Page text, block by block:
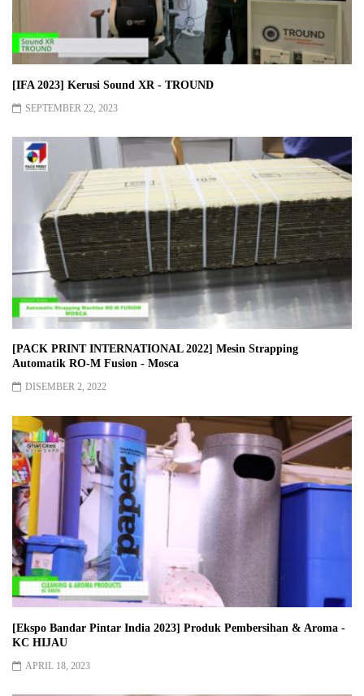
[IFA 2023] Kerusi Sound XR - TROUND
SEPTEMBER 22, 2023
[PACK PRINT INTERNATIONAL 2022] Mesin Strapping
Automatik RO-M Fusion - Mosca
DISEMBER 2, 2022
[Ekspo Bandar Pintar India 2023] Produk Pembersihan & Aroma -
KC HIJAU
APRIL 18, 2023